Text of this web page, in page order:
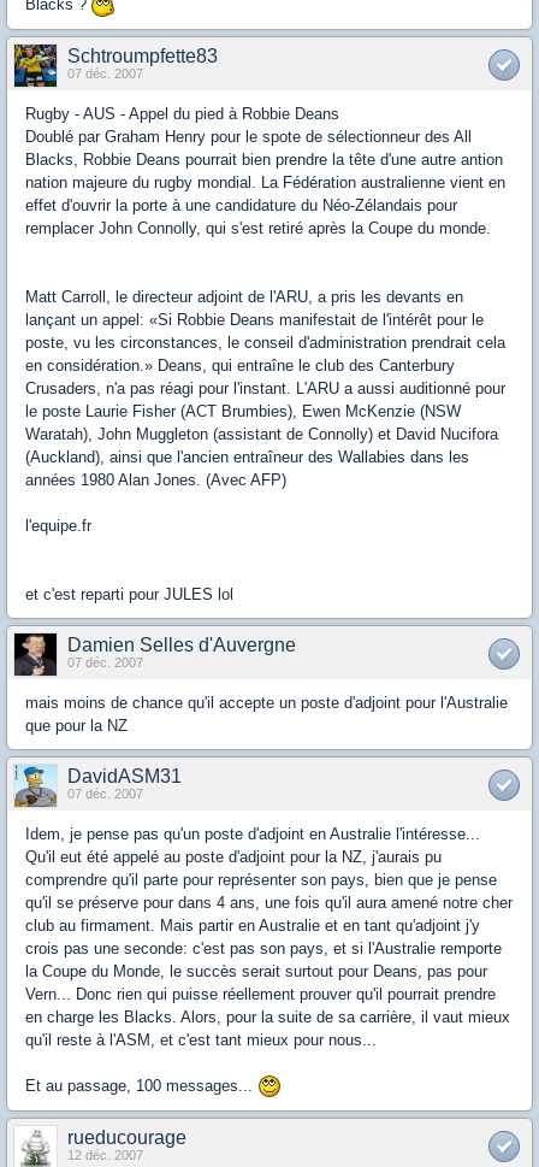
Blacks ?
Schtroumpfette83
07 déc. 2007
Rugby - AUS - Appel du pied à Robbie Deans
Doublé par Graham Henry pour le spote de sélectionneur des All
Blacks, Robbie Deans pourrait bien prendre la tête d'une autre antion
nation majeure du rugby mondial. La Fédération australienne vient en
effet d'ouvrir la porte à une candidature du Néo-Zélandais pour
remplacer John Connolly, qui s'est retiré après la Coupe du monde.
Matt Carroll, le directeur adjoint de l'ARU, a pris les devants en
lançant un appel: «Si Robbie Deans manifestait de l'intérêt pour le
poste, vu les circonstances, le conseil d'administration prendrait cela
en considération.» Deans, qui entraîne le club des Canterbury
Crusaders, n'a pas réagi pour l'instant. L'ARU a aussi auditionné pour
le poste Laurie Fisher (ACT Brumbies), Ewen McKenzie (NSW
Waratah), John Muggleton (assistant de Connolly) et David Nucifora
(Auckland), ainsi que l'ancien entraîneur des Wallabies dans les
années 1980 Alan Jones. (Avec AFP)
l'equipe.fr
et c'est reparti pour JULES lol
Damien Selles d'Auvergne
07 déc. 2007
mais moins de chance qu'il accepte un poste d'adjoint pour l'Australie
que pour la NZ
DavidASM31
07 déc. 2007
Idem, je pense pas qu'un poste d'adjoint en Australie l'intéresse...
Qu'il eut été appelé au poste d'adjoint pour la NZ, j'aurais pu
comprendre qu'il parte pour représenter son pays, bien que je pense
qu'il se préserve pour dans 4 ans, une fois qu'il aura amené notre cher
club au firmament. Mais partir en Australie et en tant qu'adjoint j'y
crois pas une seconde: c'est pas son pays, et si l'Australie remporte
la Coupe du Monde, le succès serait surtout pour Deans, pas pour
Vern... Donc rien qui puisse réellement prouver qu'il pourrait prendre
en charge les Blacks. Alors, pour la suite de sa carrière, il vaut mieux
qu'il reste à l'ASM, et c'est tant mieux pour nous...
Et au passage, 100 messages...
rueducourage
12 déc. 2007